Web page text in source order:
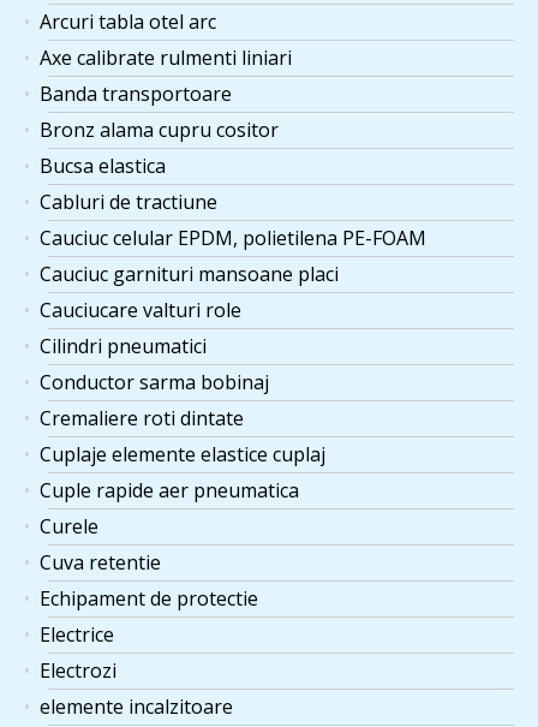
Arcuri tabla otel arc
Axe calibrate rulmenti liniari
Banda transportoare
Bronz alama cupru cositor
Bucsa elastica
Cabluri de tractiune
Cauciuc celular EPDM, polietilena PE-FOAM
Cauciuc garnituri mansoane placi
Cauciucare valturi role
Cilindri pneumatici
Conductor sarma bobinaj
Cremaliere roti dintate
Cuplaje elemente elastice cuplaj
Cuple rapide aer pneumatica
Curele
Cuva retentie
Echipament de protectie
Electrice
Electrozi
elemente incalzitoare